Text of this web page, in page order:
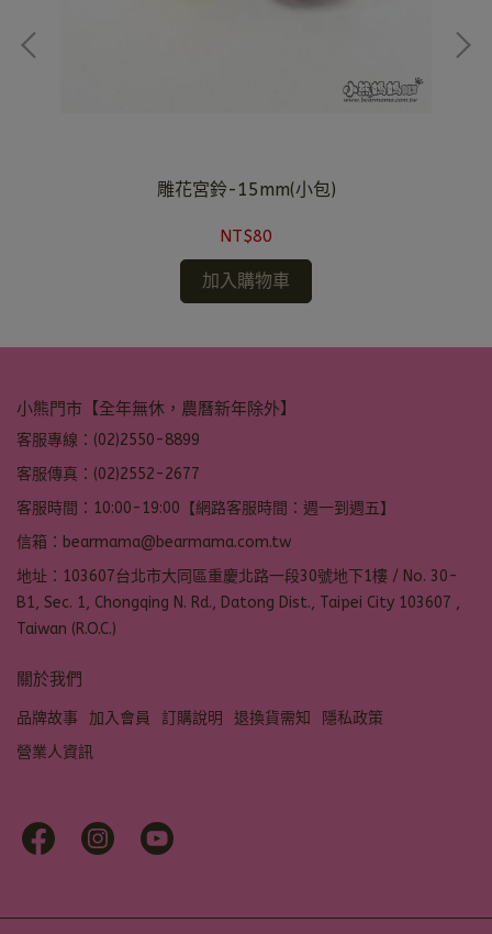
雕花宮鈴-15mm(小包)
NT$80
加入購物車
小熊門市【全年無休，農曆新年除外】
客服專線：(02)2550-8899
客服傳真：(02)2552-2677
客服時間：10:00-19:00【網路客服時間：週一到週五】
信箱：bearmama@bearmama.com.tw
地址：103607台北市大同區重慶北路一段30號地下1樓 / No. 30-
B1, Sec. 1, Chongqing N. Rd., Datong Dist., Taipei City 103607 ,
Taiwan (R.O.C.)
關於我們
品牌故事 加入會員 訂購說明 退換貨需知
隱私政策
營業人資訊